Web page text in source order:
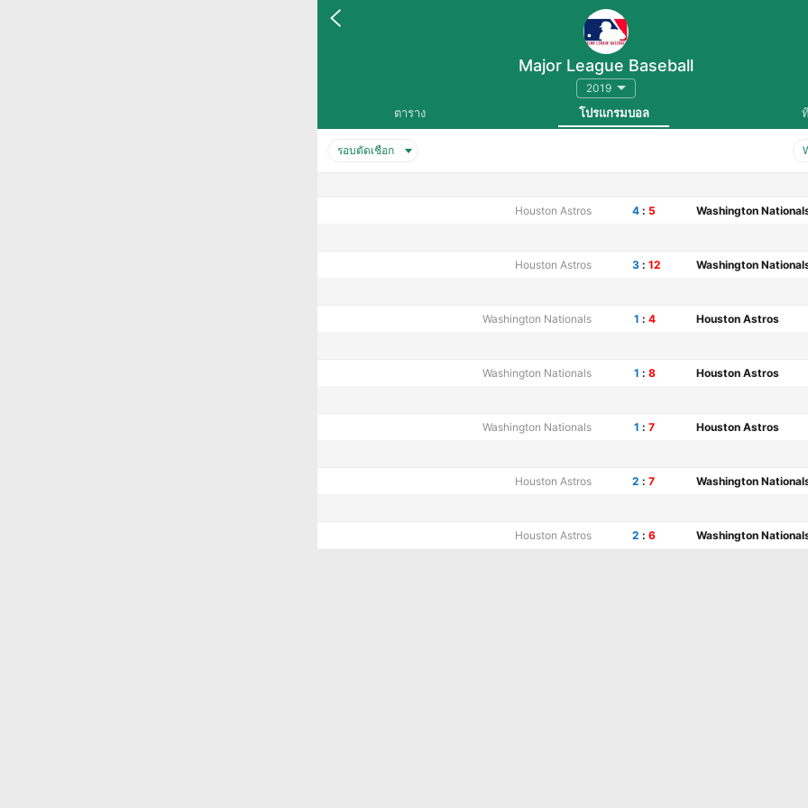
Major League Baseball
2019
ตาราง โปรแกรมบอล
รอบตัดเชือก
Houston Astros 4 : 5 Washington
Houston Astros 3 : 12 Washington
Washington Nationals 1 : 4 Houston Astros
Washington Nationals 1 : 8 Houston Astros
Washington Nationals 1 : 7 Houston Astros
Houston Astros 2 : 7 Washington
Houston Astros 2 : 6 Washington